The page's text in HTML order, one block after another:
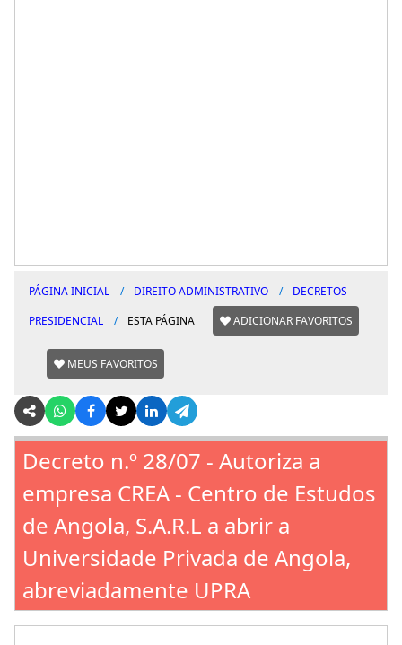
PÁGINA INICIAL DIREITO ADMINISTRATIVO
DECRETOS
PRESIDENCIAL
ESTA PÁGINA ADICIONAR FAVORITOS
MEUS FAVORITOS
Decreto n.º 28/07 - Autoriza a
empresa CREA - Centro de Estudos
de Angola, S.A.R.L a abrir a
Universidade Privada de Angola,
abreviadamente UPRA